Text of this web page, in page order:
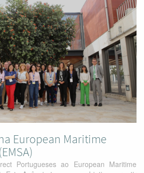
European Maritime
Portugueses ao European Maritime